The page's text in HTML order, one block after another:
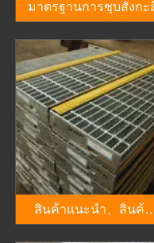
มาตรฐานการชุบสังกะ
สินค้าแนะนำ、สินค้า
แนะนำ